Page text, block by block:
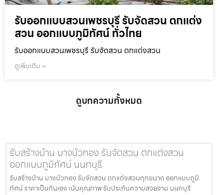
รับออกแบบสวนเพชรบุรี รับจัดสวน ตกแต่ง
สวน ออกแบบภูมิทัศน์ ทั่วไทย
รับออกแบบสวนเพชรบุรี รับจัดสวน ตกแต่งสวน
ดูเพิ่มเติม »
ดูบทความทั้งหมด
รับสร้างบ้าน บางบัวทอง รับจัดสวน ตกแต่งสวน
ออกแบบภูมิทัศน์ นนทบุรี
รับสร้างบ้าน บางบัวทอง รับจัดสวน ตกแต่งสวนทุกขนาด ออกแบบภูมิ
ทัศน์ ราคาเป็นกันเอง เน้นคุณภาพ รับประกันความสวยงาม นนทบุรี